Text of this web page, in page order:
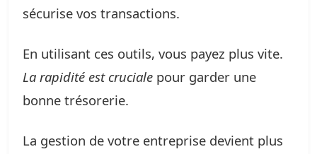
sécurise vos transactions.
En utilisant ces outils, vous payez plus vite.
La rapidité est cruciale pour garder une
bonne trésorerie.
La gestion de votre entreprise devient plus